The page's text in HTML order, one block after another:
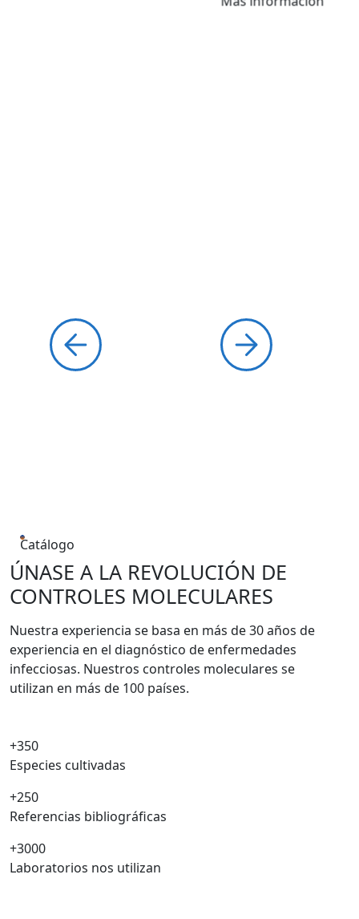
Catálogo
ÚNASE A LA REVOLUCIÓN DE
CONTROLES MOLECULARES
Nuestra experiencia se basa en más de 30 años de
experiencia en el diagnóstico de enfermedades
infecciosas. Nuestros controles moleculares se
utilizan en más de 100 países.
+350
Especies cultivadas
+250
Referencias bibliográficas
+3000
Laboratorios nos utilizan